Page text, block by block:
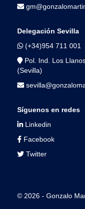
Delegación Sevilla
(+34)954 711 001
Pol. Ind. Los
(Sevilla)
Síguenos en redes
Linkedin
Facebook
Twitter
© 2026 - Gonzalo